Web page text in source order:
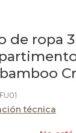
de ropa 3
técnica